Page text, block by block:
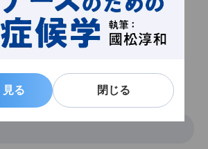
見る 閉じる
見る 閉じる
急部 外来医長。
関連記事一覧